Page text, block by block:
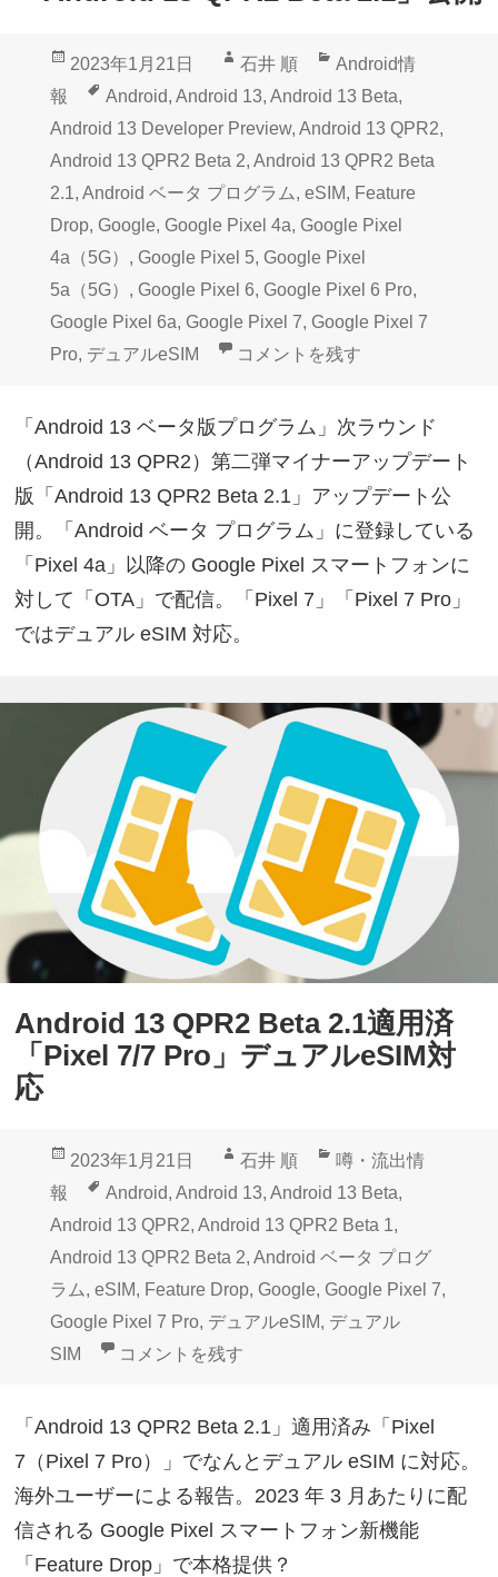
投
日:
2023年1月21日
作
成
者
石井 順
カ
テ
ゴ
リ
ー
Android情
報
タ
グ
Android, Android 13, Android 13 Beta,
Android 13 Developer Preview, Android 13 QPR2,
Android 13 QPR2 Beta 2, Android 13 QPR2 Beta
2.1, Android ベータ プログラム, eSIM, Feature
Drop, Google, Google Pixel 4a, Google Pixel
4a（5G） , Google Pixel 5, Google Pixel
5a（5G） , Google Pixel 6, Google Pixel 6 Pro,
Google Pixel 6a, Google Pixel 7, Google Pixel 7
Pro, デュアルeSIM Google Pixelベータプログラム
コメントを残す
「Android 13 ベータ版プログラム」次ラウンド
（Android 13 QPR2）第二弾マイナーアップデート
版「Android 13 QPR2 Beta 2.1」アップデート公
開。「Android ベータ プログラム」に登録している
「Pixel 4a」以降の Google Pixel スマートフォンに
対して「OTA」で配信。「Pixel 7」「Pixel 7 Pro」
ではデュアル eSIM 対応。
Android 13 QPR2 Beta 2.1適用済
「Pixel 7/7 Pro」デュアルeSIM対
応
投
日:
2023年1月21日
作
成
者
石井 順
カ
テ
ゴ
リ
ー
噂・流出情
報
タ
グ
Android, Android 13, Android 13 Beta,
Android 13 QPR2, Android 13 QPR2 Beta 1,
Android 13 QPR2 Beta 2, Android ベータ プログ
ラム, eSIM, Feature Drop, Google, Google Pixel 7,
Google Pixel 7 Pro, デュアルeSIM, デュアル
SIM
Android 13 QPR2 Beta 2.1適用済「Pixel 7/7
コメントを残す
「Android 13 QPR2 Beta 2.1」適用済み「Pixel
7（Pixel 7 Pro）」でなんとデュアル eSIM に対応。
海外ユーザーによる報告。2023 年 3 月あたりに配
信される Google Pixel スマートフォン新機能
「Feature Drop」で本格提供？